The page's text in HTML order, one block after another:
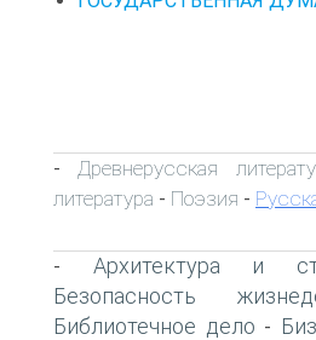
- Древнерусская
литература - Поэзия -
- Архитектура и
Безопасность
Библиотечное дело -